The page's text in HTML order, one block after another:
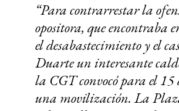
“Para contrarrestar la
opositora, que encontraba
el desabastecimiento y el
Duarte un interesante
la CGT convocó para el
una movilización. La